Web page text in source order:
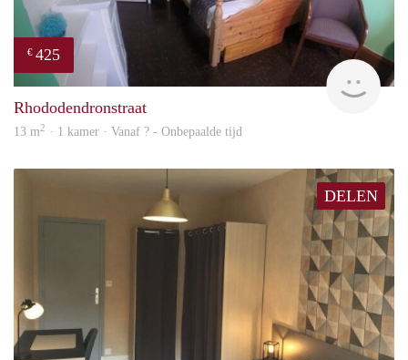
€ 425
Rhododendronstraat
13 m2 · 1 kamer · Vanaf ? - Onbepaalde tijd
DELEN